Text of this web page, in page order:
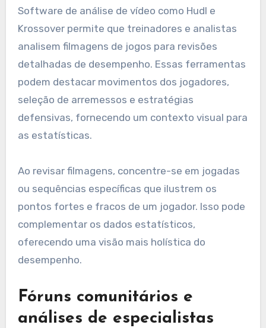
Software de análise de vídeo como Hudl e
Krossover permite que treinadores e analistas
analisem filmagens de jogos para revisões
detalhadas de desempenho. Essas ferramentas
podem destacar movimentos dos jogadores,
seleção de arremessos e estratégias
defensivas, fornecendo um contexto visual para
as estatísticas.
Ao revisar filmagens, concentre-se em jogadas
ou sequências específicas que ilustrem os
pontos fortes e fracos de um jogador. Isso pode
complementar os dados estatísticos,
oferecendo uma visão mais holística do
desempenho.
Fóruns comunitários e
análises de especialistas